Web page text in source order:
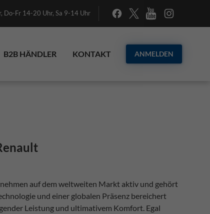
Do-Fr 14-20 Uhr, Sa 9-14 Uhr
B2B HÄNDLER KONTAKT ANMELDEN
auf dem weltweiten Markt aktiv und gehört
und einer globalen Präsenz bereichert
Leistung und ultimativem Komfort. Egal